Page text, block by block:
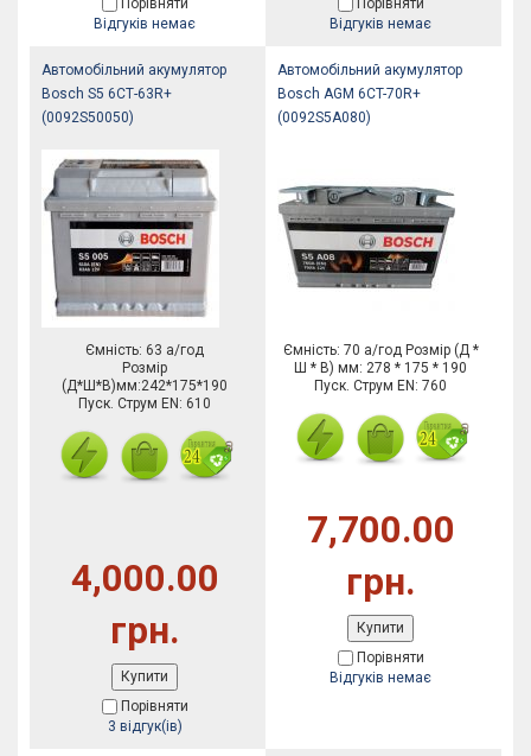
Порівняти
Відгуків немає
Порівняти
Відгуків немає
Автомобільний акумулятор
Bosch S5 6СТ-63R+
(0092S50050)
Ємність: 63 а/год
Розмір
(Д*Ш*В)мм:242*175*190
Пуск. Струм EN: 610
4,000.00
грн.
Купити
Порівняти
3 відгук(ів)
Автомобільний акумулятор
Bosch AGM 6CT-70R+
(0092S5A080)
Ємність: 70 а/год Розмір (Д *
Ш * В) мм: 278 * 175 * 190
Пуск. Струм EN: 760
7,700.00
грн.
Купити
Порівняти
Відгуків немає